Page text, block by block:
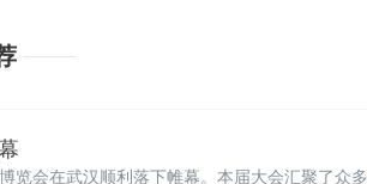
览会在武汉顺利落下帷幕。本届大会汇聚了众